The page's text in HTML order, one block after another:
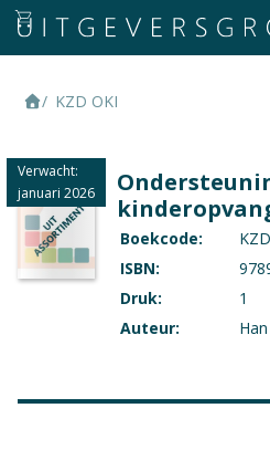
KZD OKI
Verwacht:
januari 2026
Boekcode:
ISBN:
Druk:
1
Auteur: